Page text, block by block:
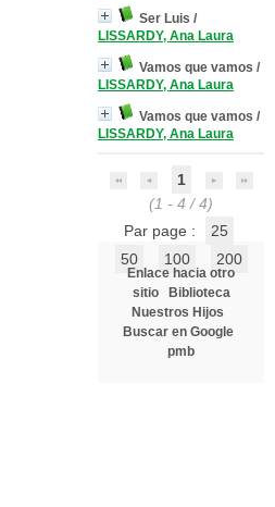
Ser Luis /
LISSARDY, Ana Laura
Vamos que vamos /
LISSARDY, Ana Laura
Vamos que vamos /
LISSARDY, Ana Laura
1
(1 - 4 / 4)
Par page :
25
50
100 200
Enlace hacia otro
sitio
Biblioteca
Nuestros Hijos
Buscar en Google
pmb